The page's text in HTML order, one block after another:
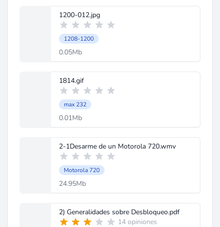
1200-012.jpg
1208-1200
0.05Mb
1814.gif
max 232
0.01Mb
2-1Desarme de un Motorola 720.wmv
Motorola 720
24.95Mb
2) Generalidades sobre Desbloqueo.pdf
14 opiniones